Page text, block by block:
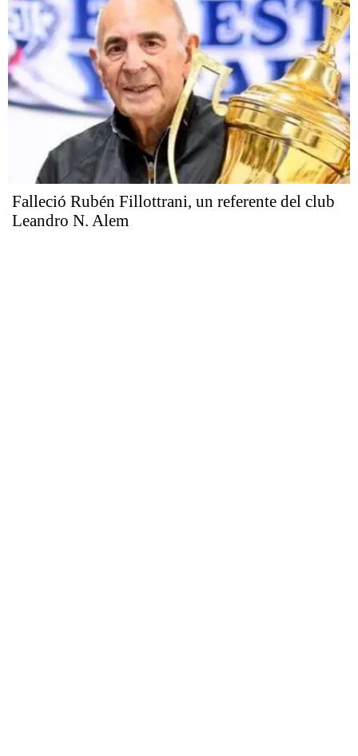
Falleció Rubén Fillottrani, un referente del club
Leandro N. Alem